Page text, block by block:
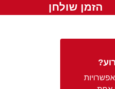
הזמן שולחן